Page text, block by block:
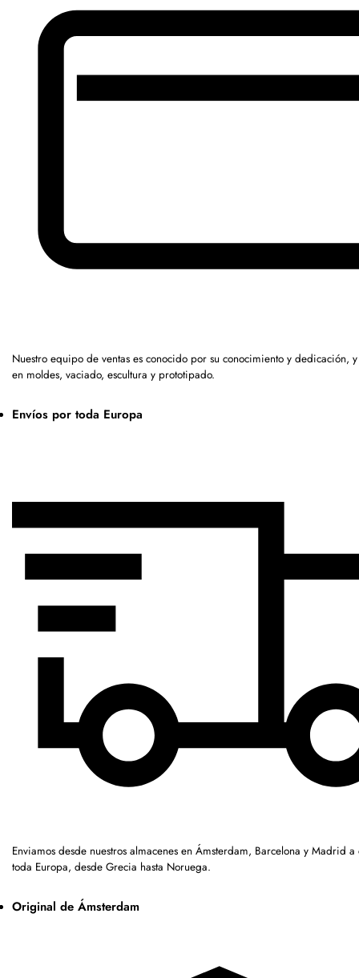
Nuestro equipo de ventas es conocido por su conocimiento y dedicación,
en moldes, vaciado, escultura y prototipado.
Envíos por toda Europa
Enviamos desde nuestros almacenes en Ámsterdam, Barcelona y Madrid a
toda Europa, desde Grecia hasta Noruega.
Original de Ámsterdam